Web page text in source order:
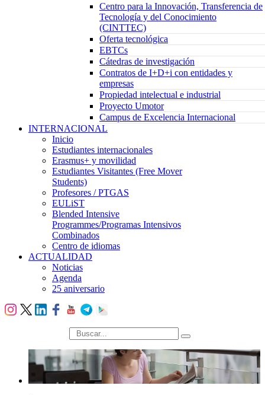
Centro para la Innovación, Transferencia de
Tecnología y del Conocimiento
(CINTTEC)
Oferta tecnológica
EBTCs
Cátedras de investigación
Contratos de I+D+i con entidades y
empresas
Propiedad intelectual e industrial
Proyecto Umotor
Campus de Excelencia Internacional
INTERNACIONAL
Inicio
Estudiantes internacionales
Erasmus+ y movilidad
Estudiantes Visitantes (Free Mover
Students)
Profesores / PTGAS
EULiST
Blended Intensive
Programmes/Programas Intensivos
Combinados
Centro de idiomas
ACTUALIDAD
Noticias
Agenda
25 aniversario
búsqueda